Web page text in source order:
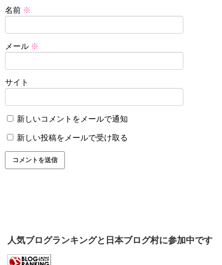
名前 ※
メール ※
サイト
新しいコメントをメールで通知
新しい投稿をメールで受け取る
人気ブログランキングと日本ブログ村に参加中です